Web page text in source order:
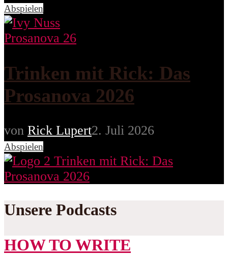
Abspielen
Prosanova 26
Trinken mit Rick: Das
Prosanova 2026
von Rick Lupert2. Juli 2026
Abspielen
Unsere Podcasts
HOW TO WRITE